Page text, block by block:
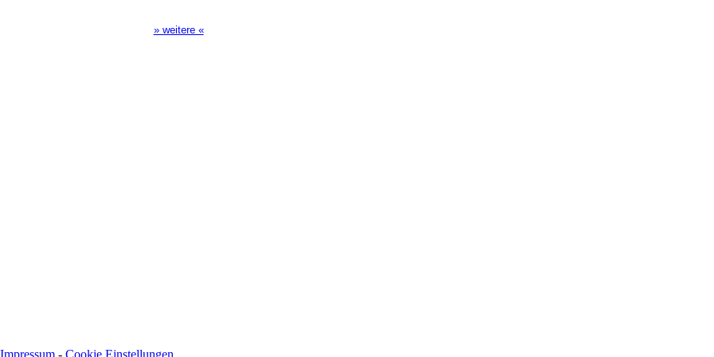
» weitere «
Impressum - Cookie Einstellungen